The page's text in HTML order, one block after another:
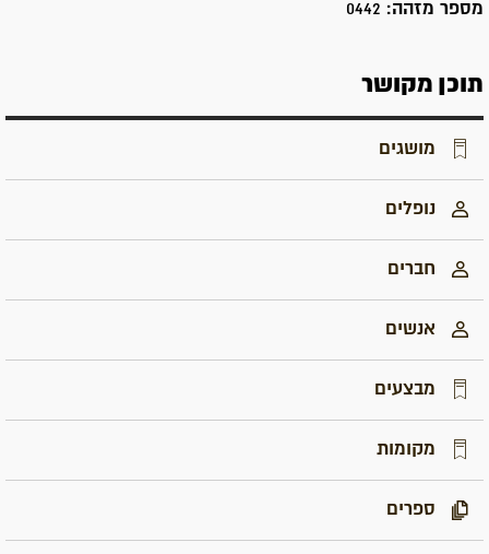
מספר מזהה: 0442
תוכן מקושר
מושגים
נופלים
חברים
אנשים
מבצעים
מקומות
ספרים